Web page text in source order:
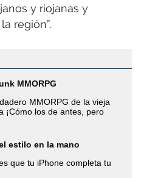
y riojanas y
región”.
MMORPG
MMORPG de la vieja
¡Cómo los de antes, pero
estilo en la mano
que tu iPhone completa tu